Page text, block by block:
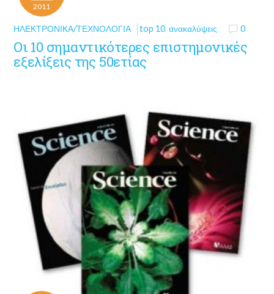
2011
ΗΛΕΚΤΡΟΝΙΚΆ/ΤΕΧΝΟΛΟΓΊΑ top 10,ανακαλύψεις 0
Οι 10 σημαντικότερες επιστημονικές
εξελίξεις της 50ετίας